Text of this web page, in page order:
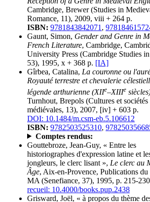
Cambridge, Brewer (Studies in
Romance, 11), 2009, viii + 264 p.
ISBN: 9781843842071 ,
Gaunt, Simon, Gender and Genre in
French Literature, Cambridge,
University Press (Cambridge Studies
53), 1995, x + 368 p. [IA]
Gîrbea, Catalina, La couronne ou
Royauté terrestre et chevalerie
légende arthurienne (XIIe–XIIIe
Turnhout, Brepols (Cultures et sociétés
médiévales, 13), 2007, [iv] + 603 p.
DOI: 10.1484/m.csm-eb.5.106612
ISBN: 9782503525310,
Comptes rendus:
Gouttebroze, Jean-Guy, « Entre les
historiographes d'expression latine et
jongleurs, le clerc lisant », Le clerc au
Âge, Aix-en-Provence, Publications
MA (Senefiance, 37), 1995, p. 215-
recueil: 10.4000/books.pup.2438
Grisward, Joël, « à propos du thème